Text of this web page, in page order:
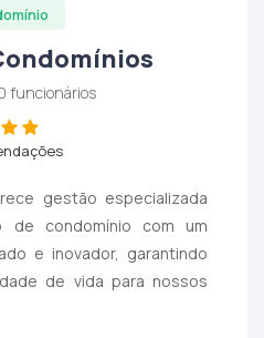
funcionários
gestão especializada
de condomínio com um
e inovador, garantindo
de vida para nossos